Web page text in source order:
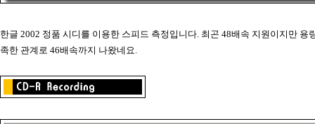
한글 2002 정품 시디를 이용한 스피드 측정입니다. 최곤 48배속 지원이지만 용
족한 관계로 46배속까지 나왔네요.